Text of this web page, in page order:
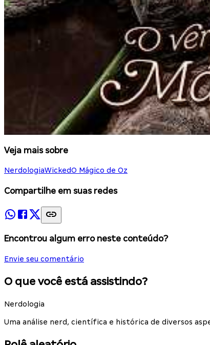
Veja mais sobre
NerdologiaWickedO Mágico de Oz
Compartilhe em suas redes
Encontrou algum erro neste conteúdo?
Envie seu comentário
O que você está assistindo?
Nerdologia
Uma análise nerd, científica e histórica de diversos